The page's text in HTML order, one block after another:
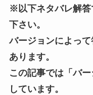
※以下ネタバレ解答
下さい。
バージョンによっ
あります。
この記事では「バ
しています。